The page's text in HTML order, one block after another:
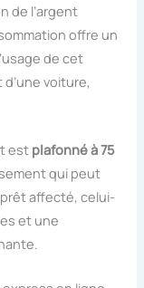
de l’argent
offre un
de cet
voiture,
est plafonné à 75
qui peut
prêt affecté, celui-
et une